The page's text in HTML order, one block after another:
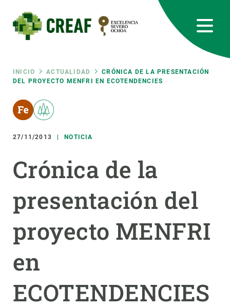
contenido
principal
Ruta
de
navegación
INICIO ACTUALIDAD
CRÓNICA DE LA PRESENTACIÓN
DEL PROYECTO MENFRI EN ECOTENDENCIES
27/11/2013 NOTICIA
Crónica de la
presentación del
proyecto MENFRI
en
ECOTENDENCIES
RRSS
Featured
responsive
INTRANET
Responsive
menu
INVESTIGACIÓN
CIENCIA EN ACCIÓN
ÚNETE A NOSOTROS